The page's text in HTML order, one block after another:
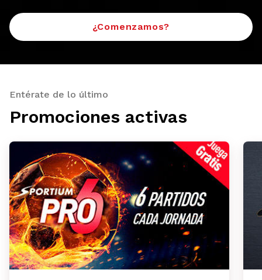
¿Comenzamos?
Entérate de lo último
Promociones activas